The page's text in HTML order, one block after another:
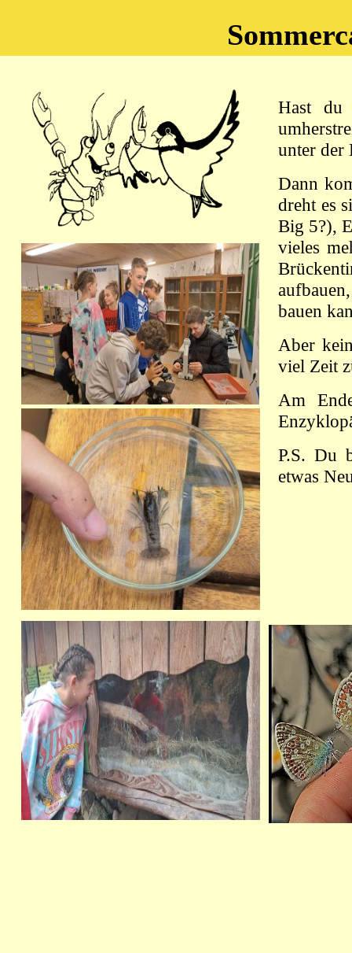
Hast du
unter der
Dann
dreht es
Big 5?),
vieles
bauen
Aber
viel Zeit
Am
P.S. Du
etwas